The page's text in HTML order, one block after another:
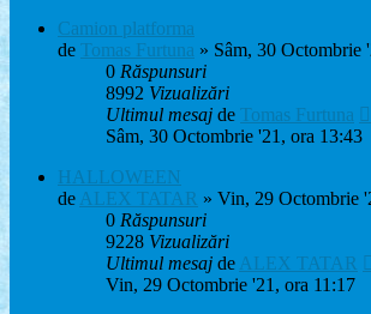
Camion platforma
de Tomas Furtuna » Sâm, 30 Octombrie
0 Răspunsuri
8992 Vizualizări
Ultimul mesaj de Tomas Furtuna
Sâm, 30 Octombrie '21, ora 13:43
HALLOWEEN
de ALEX TATAR » Vin, 29 Octombrie
0 Răspunsuri
9228 Vizualizări
Ultimul mesaj de ALEX TATAR
Vin, 29 Octombrie '21, ora 11:17